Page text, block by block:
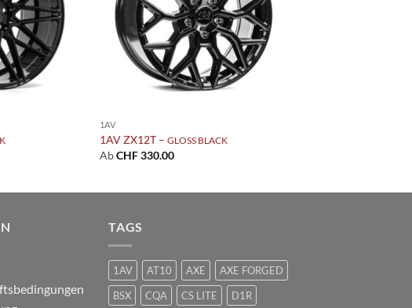
1AV
1AV ZX12T – GLOSS BLACK
AbCHF330.00
TAGS
1AV AT10 AXE
AXE FORGED
BSX
CQA CS LITE D1R